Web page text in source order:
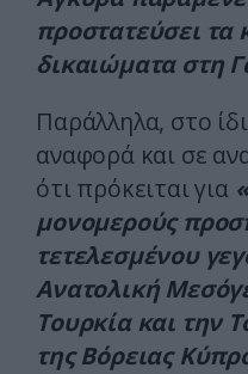
προστατεύσει τα
δικαιώματα στη
Παράλληλα, στο
αναφορά και σε
ότι πρόκειται για
μονομερούς
τετελεσμένου
Ανατολική
Τουρκία και την
της Βόρειας